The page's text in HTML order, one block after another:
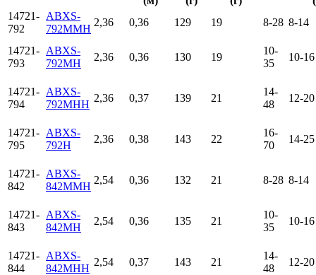
14721-
792
ABXS-
792MMH
2,36 0,36 129 19 8-28 8-14
14721-
793
ABXS-
792MH
2,36 0,36 130 19
10-
35
10-16
14721-
794
ABXS-
792MHH
2,36 0,37 139 21
14-
48
12-20
14721-
795
ABXS-
792H
2,36 0,38 143 22
16-
70
14-25
14721-
842
ABXS-
842MMH
2,54 0,36 132 21 8-28 8-14
14721-
843
ABXS-
842MH
2,54 0,36 135 21
10-
35
10-16
14721-
844
ABXS-
842MHH
2,54 0,37 143 21
14-
48
12-20